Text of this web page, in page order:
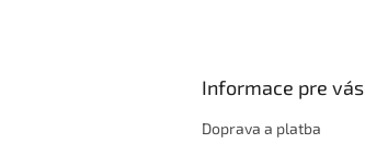
Informace pre vás
Doprava a platba